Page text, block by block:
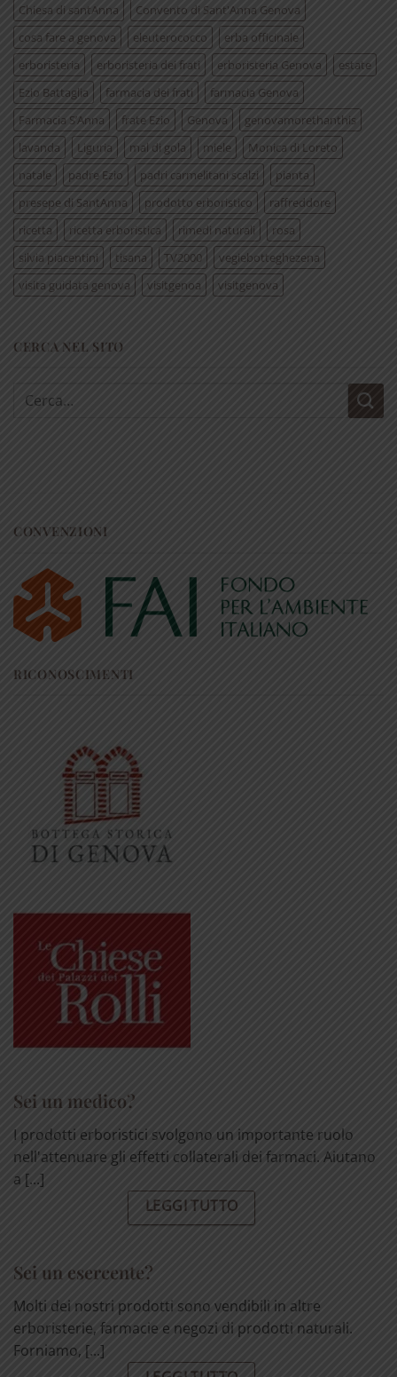
Chiesa di santAnna
Convento di Sant'Anna Genova
cosa fare a genova
eleuterococco
erba officinale
erboristeria
erboristeria dei frati erboristeria Genova
estate
Ezio Battaglia
farmacia dei frati
farmacia Genova
Farmacia S’Anna
frate Ezio Genova
genovamorethanthis
lavanda
Liguria mal di gola miele
Monica di Loreto
natale
padre Ezio padri carmelitani scalzi
pianta
presepe di SantAnna
prodotto erboristico
raffreddore
ricetta
ricetta erboristica rimedi naturali
rosa
silvia piacentini
tisana TV2000
vegiebotteghezena
visita guidata genova
visitgenoa visitgenova
CERCA NEL SITO
Cerca:
CONVENZIONI
RICONOSCIMENTI
Sei un medico?
I prodotti erboristici svolgono un importante ruolo
nell'attenuare gli effetti collaterali dei farmaci. Aiutano
a [...]
LEGGI TUTTO
Sei un esercente?
Molti dei nostri prodotti sono vendibili in altre
erboristerie, farmacie e negozi di prodotti naturali.
Forniamo, [...]